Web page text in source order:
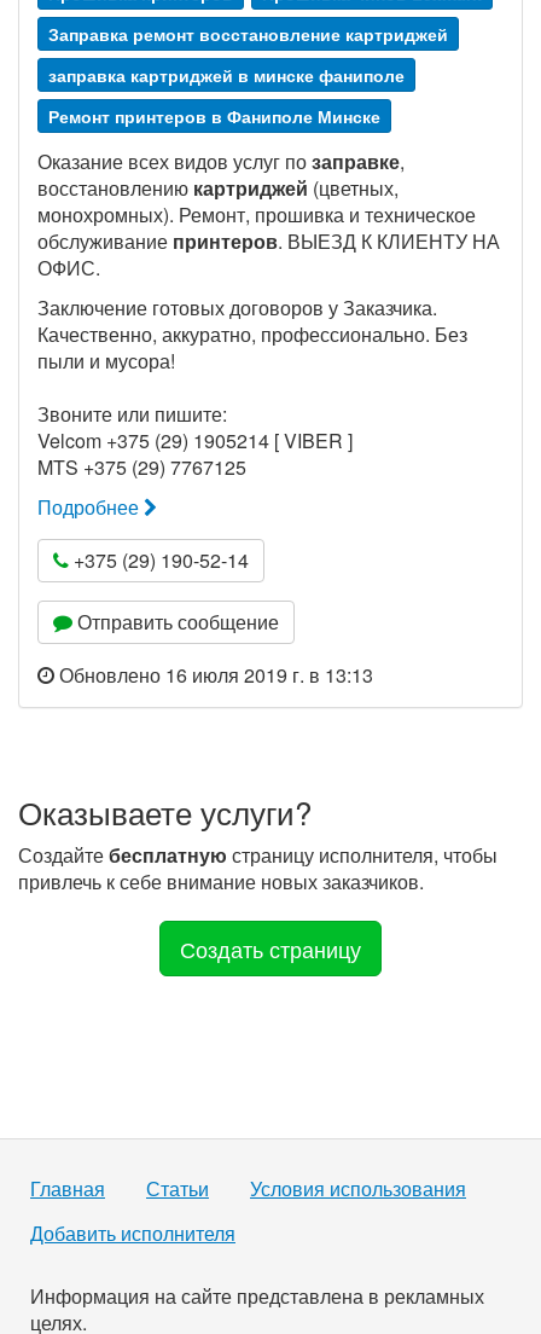
Заправка ремонт восстановление картриджей
заправка картриджей в минске фаниполе
Ремонт принтеров в Фаниполе Минске
Оказание всех видов услуг позаправке,
восстановлению картриджей (цветных,
монохромных). Ремонт, прошивка и техническое
обслуживание принтеров. ВЫЕЗД К КЛИЕНТУ НА
ОФИС.
Заключение готовых договоров у Заказчика.
Качественно, аккуратно, профессионально. Без
пыли и мусора!
Звоните или пишите:
Velcom +375 (29) 1905214 [ VIBER ]
MTS +375 (29) 7767125
Подробнее
+375 (29) 190-52-14
Отправить сообщение
Обновлено 16 июля 2019 г. в 13:13
Оказываете услуги?
Создайтебесплатную страницу исполнителя, чтобы
привлечь к себе внимание новых заказчиков.
Создать страницу
Главная Статьи
Условия использования
Добавить исполнителя
Информация на сайте представлена в рекламных
целях.